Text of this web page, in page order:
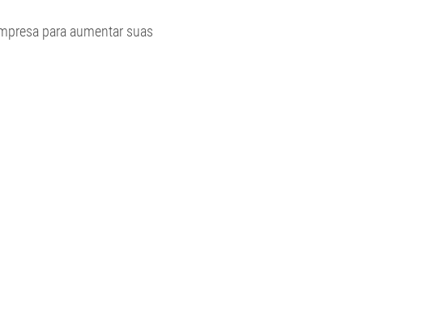
para aumentar suas